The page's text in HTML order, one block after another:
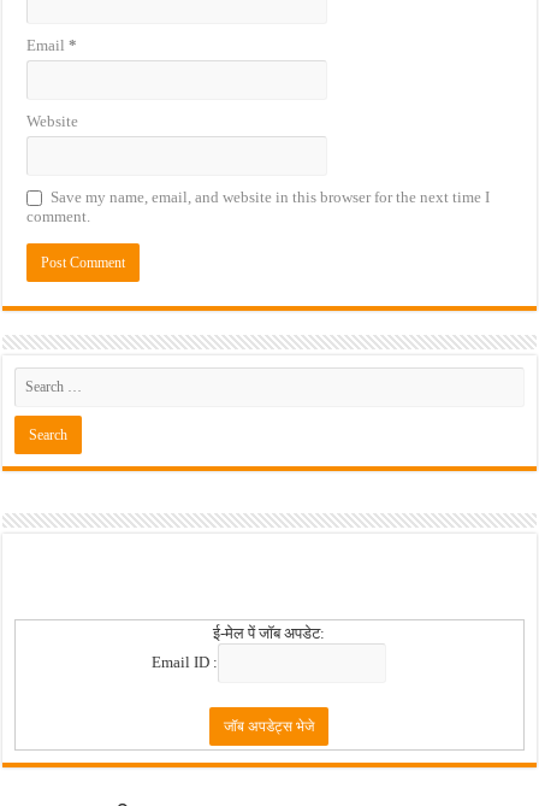
Email*
Website
Save my name, email, and website in this browser for the next time I
comment.
ई-मेल पें जॉब अपडेट:
Email ID :